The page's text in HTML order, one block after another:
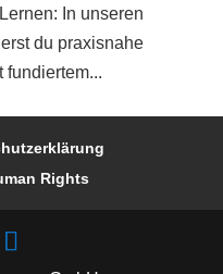
In unseren
du praxisnahe
fundiertem...
Rights